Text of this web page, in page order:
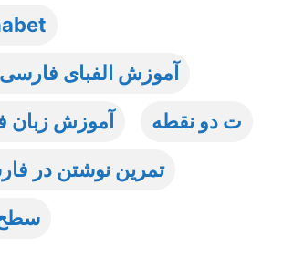
آموزش الفبای
آموزش زبان ت دو نقطه
تمرین نوشتن در
سطح